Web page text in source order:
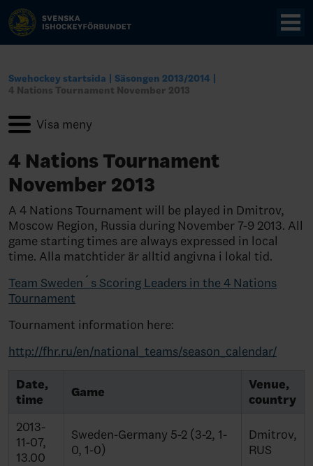
Swehockey startsida
Säsongen 2013/2014
4 Nations Tournament November 2013
4 Nations Tournament
November 2013
A 4 Nations Tournament will be played in Dmitrov,
Moscow Region, Russia during November 7-9 2013. All
game starting times are always expressed in local
time. Alla matchtider är alltid angivna i lokal tid.
Team Sweden´s Scoring Leaders in the 4 Nations
Tournament
Tournament information here:
http://fhr.ru/en/national_teams/season_calendar/
Date,
time
Game
Venue,
country
2013-
11-07,
13.00
Sweden-Germany 5-2 (3-2, 1-
0, 1-0)
Dmitrov,
RUS